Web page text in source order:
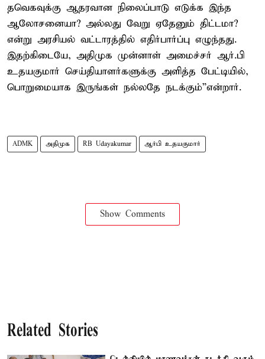
தவெகவுக்கு ஆதரவான நிலைப்பாடு எடுக்க இந்த
ஆலோசனையா? அல்லது வேறு ஏதேனும் திட்டமா?
என்று அரசியல் வட்டாரத்தில் எதிர்பார்ப்பு எழுந்தது.
இதற்கிடையே, அதிமுக முன்னாள் அமைச்சர் ஆர்.பி
உதயகுமார் செய்தியாளர்களுக்கு அளித்த பேட்டியில்,
பொறுமையாக இருங்கள் நல்லதே நடக்கும்”என்றார்.
ADMK அதிமுக RB Udayakumar ஆர்பி உதயகுமார்
Show Comments
Related Stories